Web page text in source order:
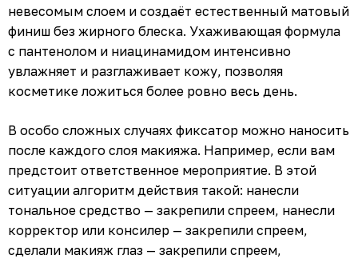
невесомым слоем и создаёт естественный матовый
финиш без жирного блеска. Ухаживающая формула
с пантенолом и ниацинамидом интенсивно
увлажняет и разглаживает кожу, позволяя
косметике ложиться более ровно весь день.
В особо сложных случаях фиксатор можно наносить
после каждого слоя макияжа. Например, если вам
предстоит ответственное мероприятие. В этой
ситуации алгоритм действия такой: нанесли
тональное средство — закрепили спреем, нанесли
корректор или консилер — закрепили спреем,
сделали макияж глаз — закрепили спреем,